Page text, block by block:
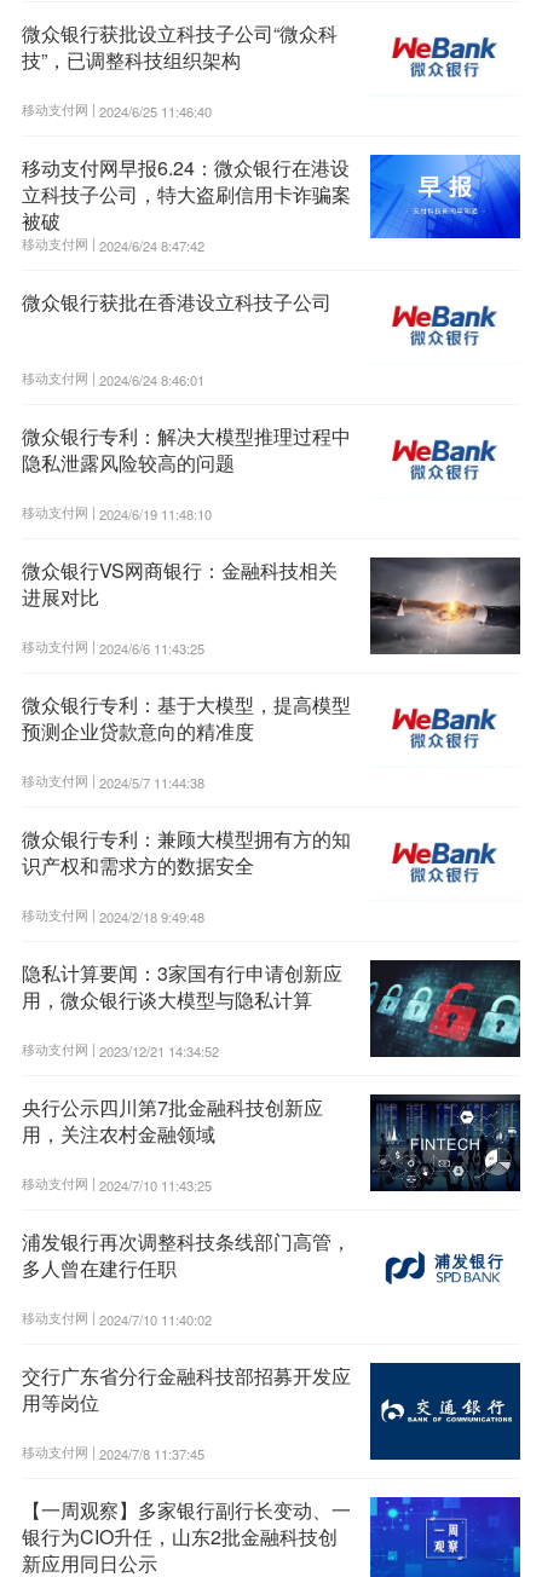
微众银行获批设立科技子公司“微众科
技”，已调整科技组织架构
移动支付网 | 2024/6/25 11:46:40
移动支付网早报6.24：微众银行在港设
立科技子公司，特大盗刷信用卡诈骗案
被破
移动支付网 | 2024/6/24 8:47:42
微众银行获批在香港设立科技子公司
移动支付网 | 2024/6/24 8:46:01
微众银行专利：解决大模型推理过程中
隐私泄露风险较高的问题
移动支付网 | 2024/6/19 11:48:10
微众银行VS网商银行：金融科技相关
进展对比
移动支付网 | 2024/6/6 11:43:25
微众银行专利：基于大模型，提高模型
预测企业贷款意向的精准度
移动支付网 | 2024/5/7 11:44:38
微众银行专利：兼顾大模型拥有方的知
识产权和需求方的数据安全
移动支付网 | 2024/2/18 9:49:48
隐私计算要闻：3家国有行申请创新应
用，微众银行谈大模型与隐私计算
移动支付网 | 2023/12/21 14:34:52
央行公示四川第7批金融科技创新应
用，关注农村金融领域
移动支付网 | 2024/7/10 11:43:25
浦发银行再次调整科技条线部门高管，
多人曾在建行任职
移动支付网 | 2024/7/10 11:40:02
交行广东省分行金融科技部招募开发应
用等岗位
移动支付网 | 2024/7/8 11:37:45
【一周观察】多家银行副行长变动、一
银行为CIO升任，山东2批金融科技创
新应用同日公示